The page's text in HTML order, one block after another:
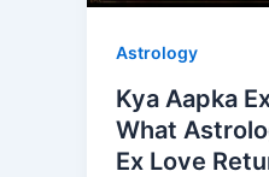
Astrology
Kya Aapka
What
Ex Love